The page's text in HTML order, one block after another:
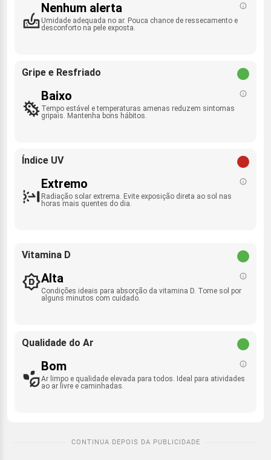
Nenhum alerta
Umidade adequada no ar. Pouca chance de ressecamento e
desconforto na pele exposta.
Gripe e Resfriado
Baixo
Tempo estável e temperaturas amenas reduzem sintomas
gripais. Mantenha bons hábitos.
Índice UV
Extremo
Radiação solar extrema. Evite exposição direta ao sol nas
horas mais quentes do dia.
Vitamina D
Alta
Condições ideais para absorção da vitamina D. Tome sol por
alguns minutos com cuidado.
Qualidade do Ar
Bom
Ar limpo e qualidade elevada para todos. Ideal para atividades
ao ar livre e caminhadas.